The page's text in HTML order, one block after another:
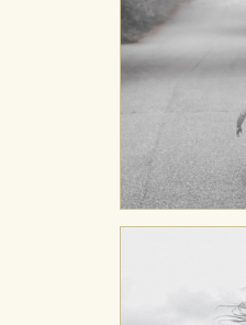
Estas cookies se utilizan
de navegación y
nuestro sitio web.
servicios para que no
vez que nos visita. La
Cookies de publicidad y
Estas cookies son
publicitarios y se
relevante para sus
almacenan
que se basan en la
navegador y dispositivo
GUARDAR